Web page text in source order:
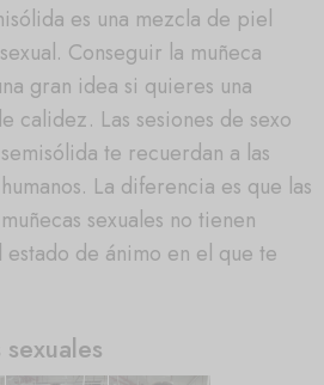
es una mezcla de piel
Conseguir la muñeca
gran idea si quieres una
calidez. Las sesiones de sexo
te recuerdan a las
La diferencia es que las
sexuales no tienen
estado de ánimo en el que te